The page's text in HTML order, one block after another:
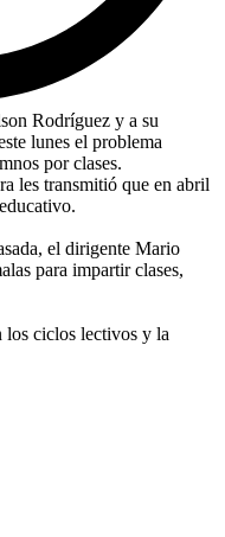
Rodríguez y a su
lunes el problema
por clases.
les transmitió que en abril
el dirigente Mario
para impartir clases,
los ciclos lectivos y la